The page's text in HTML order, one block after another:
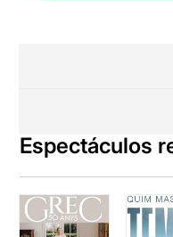
Espectáculos